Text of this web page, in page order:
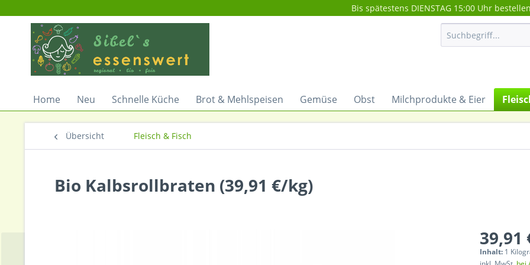
Bis spätestens DIENSTAG 15:00 Uhr
Home Neu Schnelle Küche Brot & Mehlspeisen Gemüse Obst Milchprodukte & Eier
Übersicht Fleisch & Fisch
Bio Kalbsrollbraten (39,91 €/kg)
39,91
Inhalt: 1